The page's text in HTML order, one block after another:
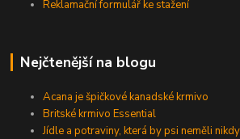
Reklamační formulář ke stažení
Nejčtenější na blogu
Acana je špičkové kanadské krmivo
Britské krmivo Essential
Jídle a potraviny, která by psi neměli